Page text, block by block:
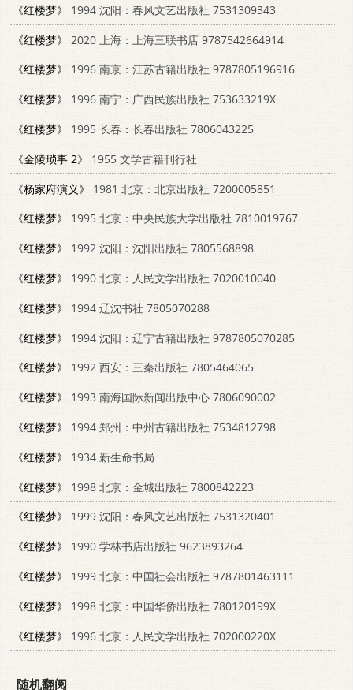
《红楼梦》
1994 沈阳：春风文艺出版社 7531309343
《红楼梦》
2020 上海：上海三联书店 9787542664914
《红楼梦》
1996 南京：江苏古籍出版社 9787805196916
《红楼梦》
1996 南宁：广西民族出版社 753633219X
《红楼梦》
1995 长春：长春出版社 7806043225
《金陵琐事 2》
1955 文学古籍刊行社
《杨家府演义》
1981 北京：北京出版社 7200005851
《红楼梦》
1995 北京：中央民族大学出版社 7810019767
《红楼梦》
1992 沈阳：沈阳出版社 7805568898
《红楼梦》
1990 北京：人民文学出版社 7020010040
《红楼梦》
1994 辽沈书社 7805070288
《红楼梦》
1994 沈阳：辽宁古籍出版社 9787805070285
《红楼梦》
1992 西安：三秦出版社 7805464065
《红楼梦》
1993 南海国际新闻出版中心 7806090002
《红楼梦》
1994 郑州：中州古籍出版社 7534812798
《红楼梦》
1934 新生命书局
《红楼梦》
1998 北京：金城出版社 7800842223
《红楼梦》
1999 沈阳：春风文艺出版社 7531320401
《红楼梦》
1990 学林书店出版社 9623893264
《红楼梦》
1999 北京：中国社会出版社 9787801463111
《红楼梦》
1998 北京：中国华侨出版社 780120199X
《红楼梦》
1996 北京：人民文学出版社 702000220X
随机翻阅